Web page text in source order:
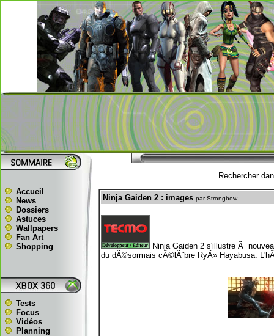
Accueil
News
Dossiers
Astuces
Wallpapers
Fan Art
Shopping
Tests
Focus
Vidéos
Planning
Rechercher
Ninja Gaiden 2 : images par Strongbow
Ninja Gaiden 2 s'illustre Ã
du dÃ©sormais cÃ©lÃ¨bre RyÃ» Hayabusa.